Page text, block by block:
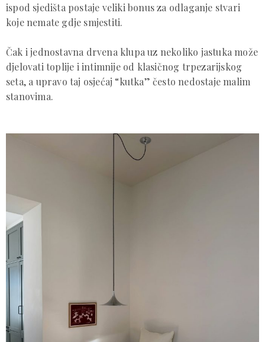
ispod sjedišta postaje veliki bonus za odlaganje stvari
koje nemate gdje smjestiti.
Čak i jednostavna drvena klupa uz nekoliko jastuka može
djelovati toplije i intimnije od klasičnog trpezarijskog
seta, a upravo taj osjećaj “kutka” često nedostaje malim
stanovima.